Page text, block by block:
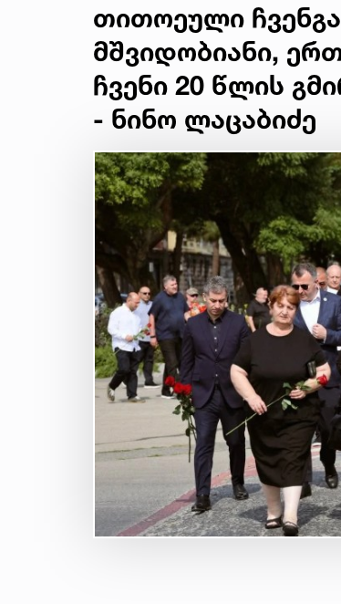
თითოეული
მშვიდობიანი,
ჩვენი 20 წლის
- ნინო ლაცაბიძე